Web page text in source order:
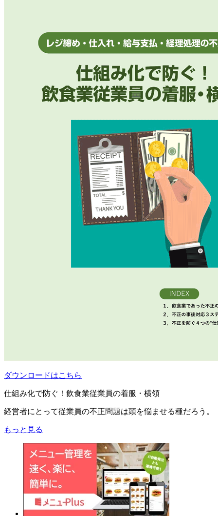
ダウンロードはこちら
仕組み化で防ぐ！飲食業従業員の着服・横領
経営者にとって従業員の不正問題は頭を悩ませる種だろう。
もっと見る